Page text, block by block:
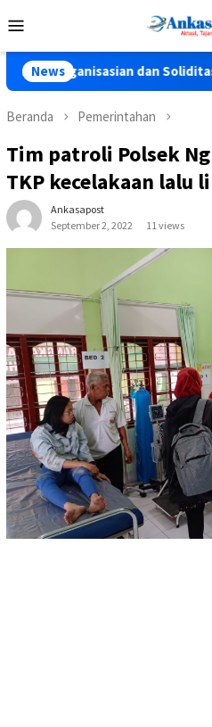
ke
Mobile
Newsdan Soliditas Anggota
Beranda Pemerintahan
Tim patroli Polsek
TKP kecelakaan lalu
Ankasapost
September 2, 2022
11 views